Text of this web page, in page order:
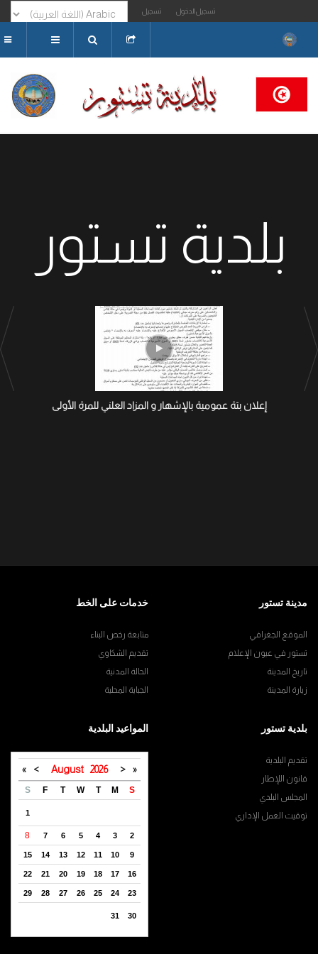
تسجيل الدخول تسجيل
البحث...
بلدية تستور
إعلان بتة عمومية بالإشهار و المزاد العلني للمرة الأولى
مدينة تستور
الموقع الجغرافي
تستور في عيون الإعلام
تاريخ المدينة
زيارة المدينة
خدمات على الخط
متابعة رخص البناء
تقديم الشكاوي
الحالة المدنية
الجباية المحلية
بلدية تستور
تقديم البلدية
قانون اللإطار
المجلس البلدي
توقيت العمل الإداري
المواعيد البلدية
«
<
August 2026
>
»
S
M
T
W
T
F
S
1
2
3
4
5
6
7
8
9
10
11
12
13
14
15
16
17
18
19
20
21
22
23
24
25
26
27
28
29
30
31